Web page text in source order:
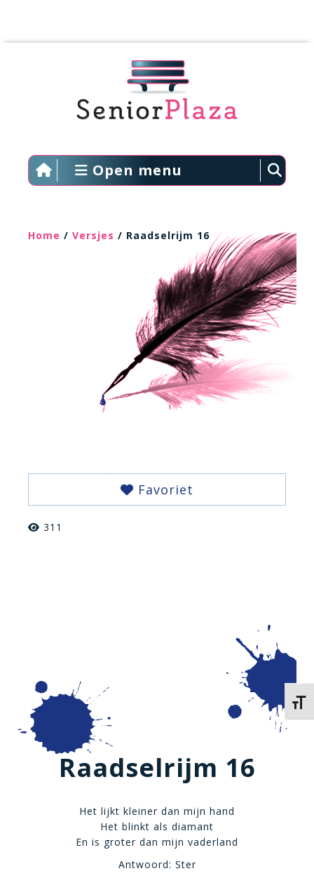
Open menu
Home / Versjes / Raadselrijm 16
Favoriet
311
Raadselrijm 16
Het lijkt kleiner dan mijn hand
Het blinkt als diamant
En is groter dan mijn vaderland
Antwoord: Ster